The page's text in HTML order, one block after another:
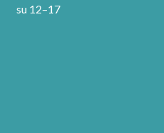
su 12–17